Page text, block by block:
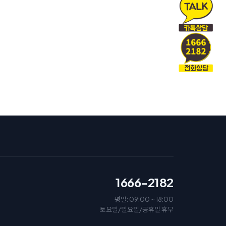
1666-2182
평일: 09:00 ~ 18:00
토요일/일요일/공휴일 휴무